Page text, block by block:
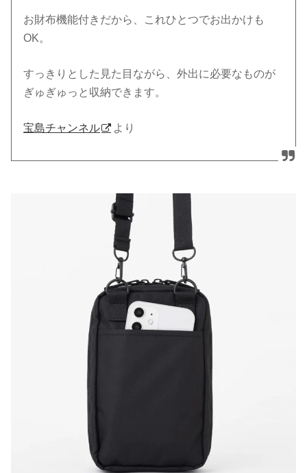
お財布機能付きだから、これひとつでお出かけも
OK。
すっきりとした見た目ながら、外出に必要なものが
ぎゅぎゅっと収納できます。
宝島チャンネル より